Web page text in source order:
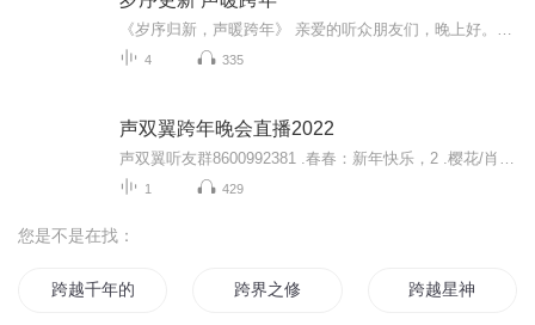
4 335
声双翼跨年晚会直播2022
1 429
您是不是在找：
跨越千年的爱恋之我的古代跨界之修 跨越星神